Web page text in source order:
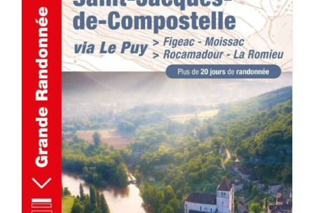
AJOUTER AU PANIER / DÉTAILS